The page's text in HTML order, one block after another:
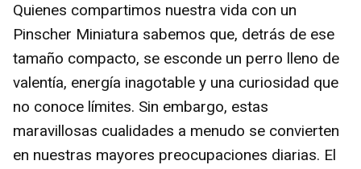
Quienes compartimos nuestra vida con un
Pinscher Miniatura sabemos que, detrás de ese
tamaño compacto, se esconde un perro lleno de
valentía, energía inagotable y una curiosidad que
no conoce límites. Sin embargo, estas
maravillosas cualidades a menudo se convierten
en nuestras mayores preocupaciones diarias. El